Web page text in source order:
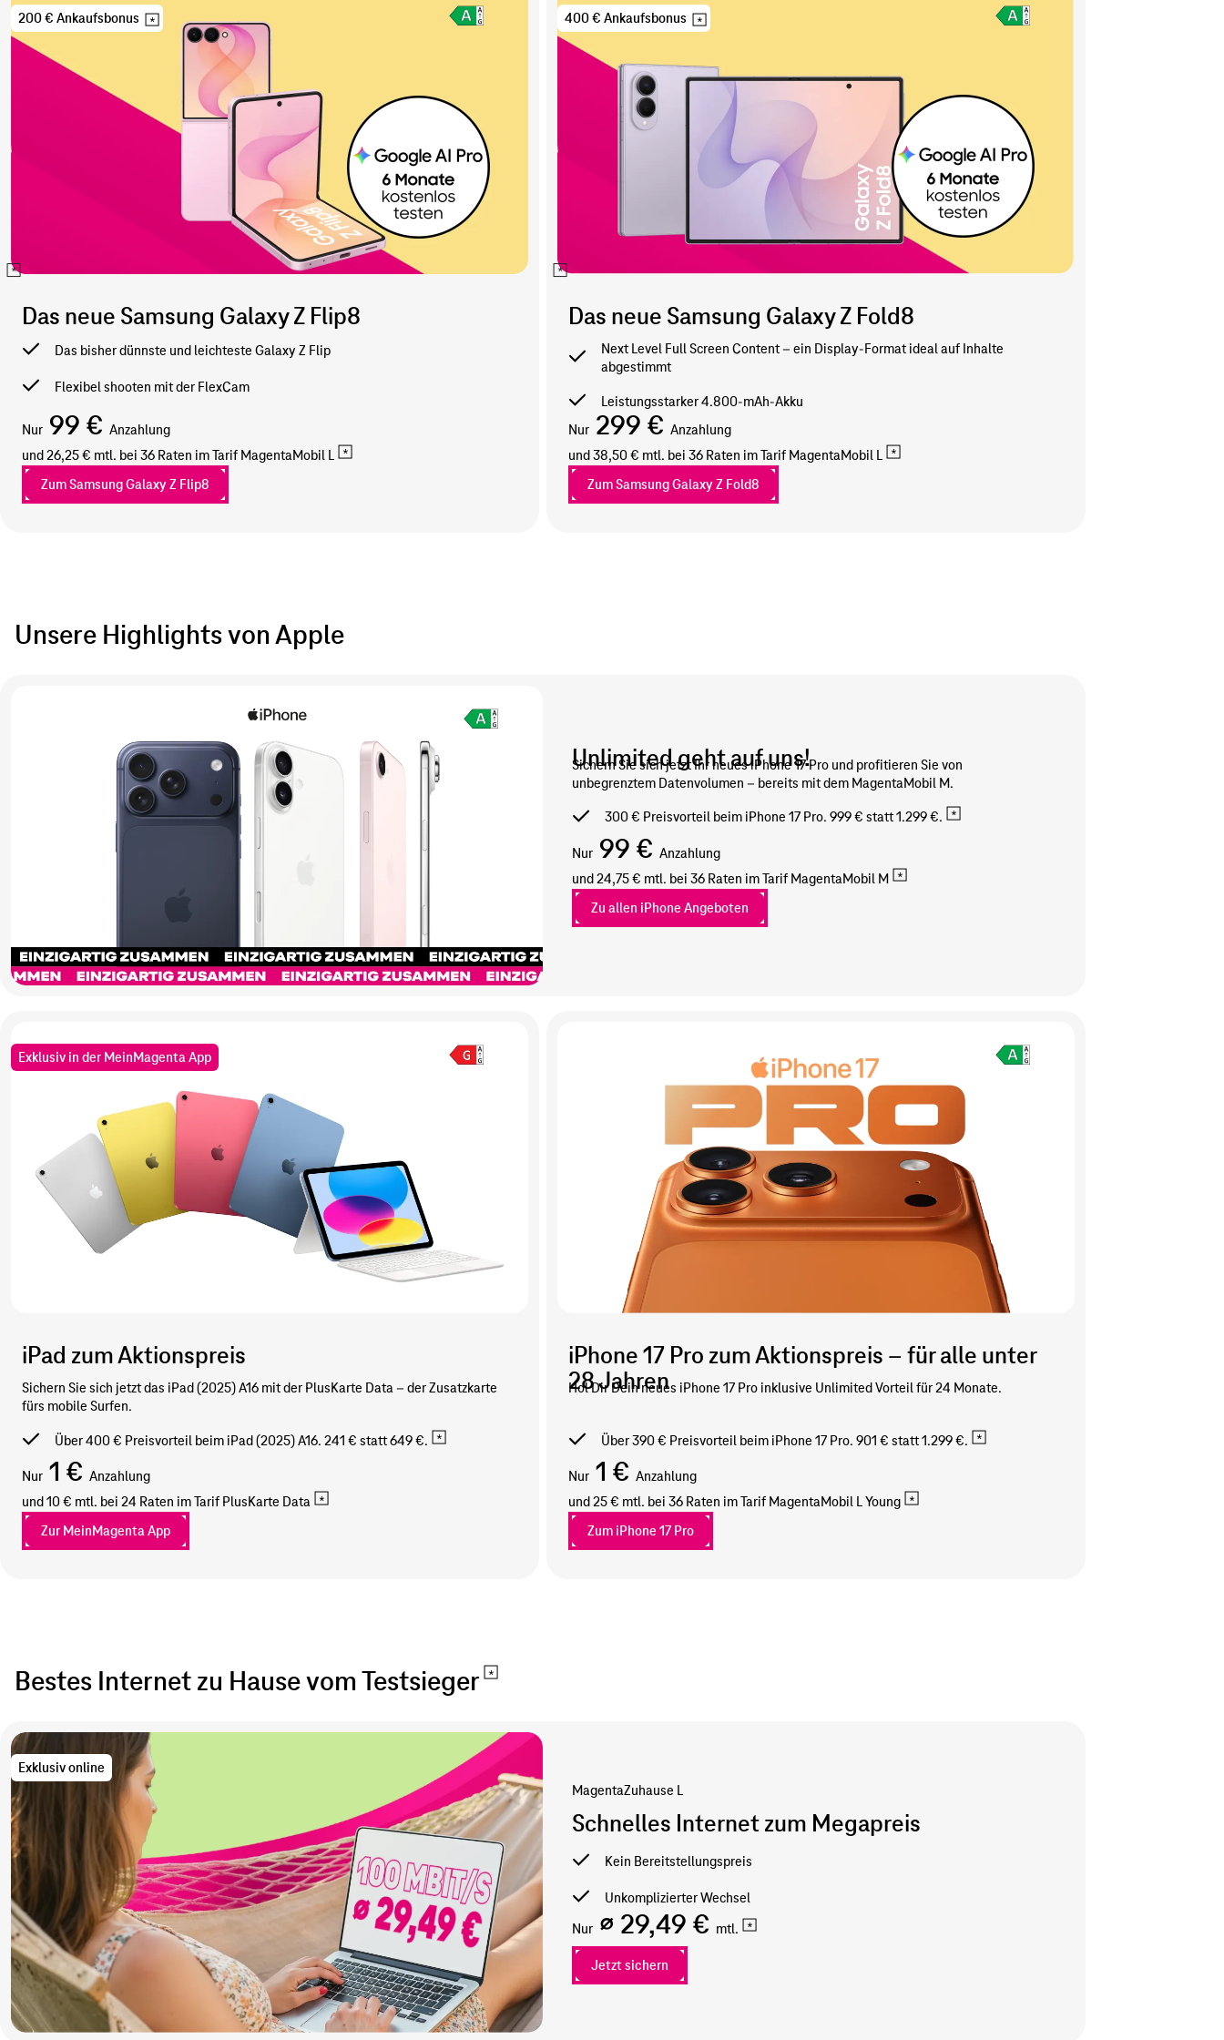
200 € Ankaufsbonus
Samsung
Galaxy
Z
Flip8
Das neue Samsung Galaxy Z Flip8
Das bisher dünnste und leichteste Galaxy Z Flip
Flexibel shooten mit der FlexCam
Nur 99 € Anzahlung
und 26,25 € mtl. bei 36 Raten im Tarif MagentaMobil L
Zum Samsung Galaxy Z Flip8
400 € Ankaufsbonus
Samsung
Galaxy
Z
Fold8
Das neue Samsung Galaxy Z Fold8
Next Level Full Screen Content – ein Display-Format ideal auf Inhalte
abgestimmt
Leistungsstarker 4.800-mAh-Akku
Nur 299 € Anzahlung
und 38,50 € mtl. bei 36 Raten im Tarif MagentaMobil L
Zum Samsung Galaxy Z Fold8
Unsere Highlights von Apple
Unlimited geht auf uns!
Sichern Sie sich jetzt Ihr neues iPhone 17 Pro und profitieren Sie von
unbegrenztem Datenvolumen – bereits mit dem MagentaMobil M.
300 € Preisvorteil beim iPhone 17 Pro. 999 € statt 1.299 €.
Nur 99 € Anzahlung
und 24,75 € mtl. bei 36 Raten im Tarif MagentaMobil M
Zu allen iPhone Angeboten
Exklusiv in der MeinMagenta App
iPad zum Aktionspreis
Sichern Sie sich jetzt das iPad (2025) A16 mit der PlusKarte Data – der Zusatzkarte
fürs mobile Surfen.
Über 400 € Preisvorteil beim iPad (2025) A16. 241 € statt 649 €.
Nur 1 € Anzahlung
und 10 € mtl. bei 24 Raten im Tarif PlusKarte Data
Zur MeinMagenta App
iPhone 17 Pro zum Aktionspreis – für alle unter
28 Jahren
Hol Dir Dein neues iPhone 17 Pro inklusive Unlimited Vorteil für 24 Monate.
Über 390 € Preisvorteil beim iPhone 17 Pro. 901 € statt1.299 €.
Nur 1 € Anzahlung
und 25 € mtl. bei 36 Raten im Tarif MagentaMobil L Young
Zum iPhone 17 Pro
Bestes Internet zu Hause vom Testsieger
Exklusiv online
Jetzt
sichern
MagentaZuhause L
Schnelles Internet zum Megapreis
Kein Bereitstellungspreis
Unkomplizierter Wechsel
Nur ∅ 29,49 € mtl.
Jetzt sichern